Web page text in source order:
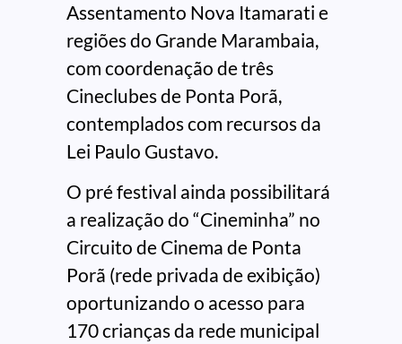
Assentamento Nova Itamarati e
regiões do Grande Marambaia,
com coordenação de três
Cineclubes de Ponta Porã,
contemplados com recursos da
Lei Paulo Gustavo.
O pré festival ainda possibilitará
a realização do “Cineminha” no
Circuito de Cinema de Ponta
Porã (rede privada de exibição)
oportunizando o acesso para
170 crianças da rede municipal